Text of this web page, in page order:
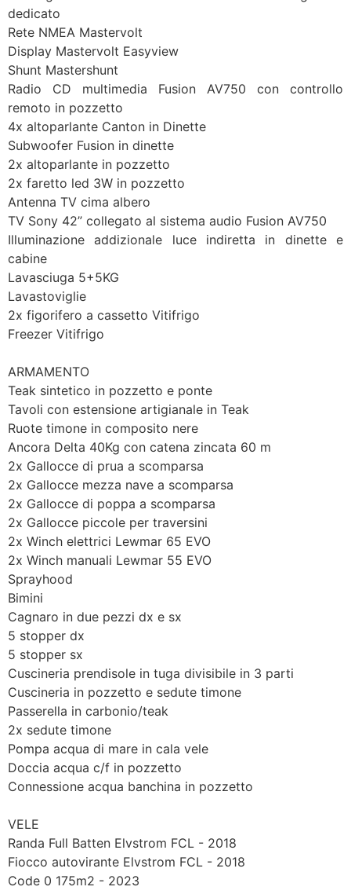
dedicato
Rete NMEA Mastervolt
Display Mastervolt Easyview
Shunt Mastershunt
Radio CD multimedia Fusion AV750 con controllo
remoto in pozzetto
4x altoparlante Canton in Dinette
Subwoofer Fusion in dinette
2x altoparlante in pozzetto
2x faretto led 3W in pozzetto
Antenna TV cima albero
TV Sony 42” collegato al sistema audio Fusion AV750
Illuminazione addizionale luce indiretta in dinette e
cabine
Lavasciuga 5+5KG
Lavastoviglie
2x figorifero a cassetto Vitifrigo
Freezer Vitifrigo
ARMAMENTO
Teak sintetico in pozzetto e ponte
Tavoli con estensione artigianale in Teak
Ruote timone in composito nere
Ancora Delta 40Kg con catena zincata 60 m
2x Gallocce di prua a scomparsa
2x Gallocce mezza nave a scomparsa
2x Gallocce di poppa a scomparsa
2x Gallocce piccole per traversini
2x Winch elettrici Lewmar 65 EVO
2x Winch manuali Lewmar 55 EVO
Sprayhood
Bimini
Cagnaro in due pezzi dx e sx
5 stopper dx
5 stopper sx
Cuscineria prendisole in tuga divisibile in 3 parti
Cuscineria in pozzetto e sedute timone
Passerella in carbonio/teak
2x sedute timone
Pompa acqua di mare in cala vele
Doccia acqua c/f in pozzetto
Connessione acqua banchina in pozzetto
VELE
Randa Full Batten Elvstrom FCL - 2018
Fiocco autovirante Elvstrom FCL - 2018
Code 0 175m2 - 2023